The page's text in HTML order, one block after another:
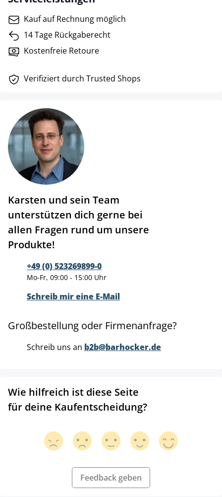
Kauf auf Rechnung möglich
14 Tage Rückgaberecht
Kostenfreie Retoure
Verifiziert durch Trusted Shops
Karsten und sein Team
unterstützen dich gerne bei
allen Fragen rund um unsere
Produkte!
+49 (0) 523269899-0
Mo-Fr, 09:00 - 15:00 Uhr
Schreib mir eine E-Mail
Großbestellung oder Firmenanfrage?
Schreib uns an b2b@barhocker.de
Wie hilfreich ist diese Seite
für deine Kaufentscheidung?
Feedback geben